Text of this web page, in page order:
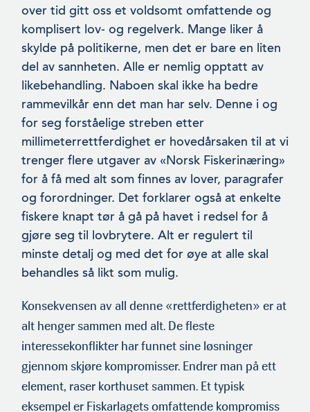
Redaktør Thorvald Tande
Redaktør Thorvald Tande
over tid gitt oss et voldsomt omfattende og
komplisert lov- og regelverk. Mange liker å
skylde på politikerne, men det er bare en liten
del av sannheten. Alle er nemlig opptatt av
likebehandling. Naboen skal ikke ha bedre
rammevilkår enn det man har selv. Denne i og
for seg forståelige streben etter
millimeterrettferdighet er hovedårsaken til at vi
trenger flere utgaver av «Norsk Fiskerinæring»
for å få med alt som finnes av lover, paragrafer
og forordninger. Det forklarer også at enkelte
fiskere knapt tør å gå på havet i redsel for å
gjøre seg til lovbrytere. Alt er regulert til
minste detalj og med det for øye at alle skal
behandles så likt som mulig.
Konsekvensen av all denne «rettferdigheten» er at
alt henger sammen med alt. De fleste
interessekonflikter har funnet sine løsninger
gjennom skjøre kompromisser. Endrer man på ett
element, raser korthuset sammen. Et typisk
eksempel er Fiskarlagets omfattende kompromiss